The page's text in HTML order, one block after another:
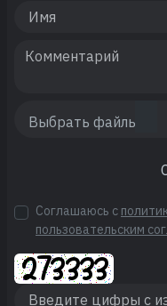
Соглашаюсь с
пользовательским